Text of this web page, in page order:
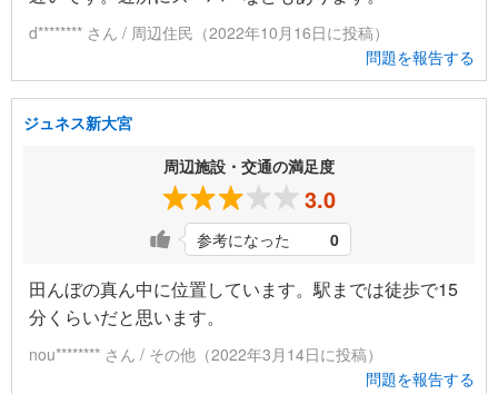
d******** さん / 周辺住民（2022年10月16日に投稿）
問題を報告する
ジュネス新大宮
周辺施設・交通の満足度
3.0
参考になった 0
田んぼの真ん中に位置しています。駅までは徒歩で15
分くらいだと思います。
nou******** さん / その他（2022年3月14日に投稿）
問題を報告する